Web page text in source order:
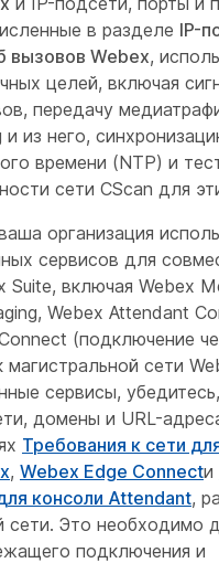
в разделе IP-
вызовов Webex,
целей, включая
передачу
и из него,
времени (NTP) и
сети CScan для
организация
сервисов для
Suite, включая Webex
Webex Attendant
(подключение
магистральной сети
сервисы,
домены и URL-
Требования к сети
, Webex Edge Connectи
консоли Attendant,
сети. Это необходимо
подключения и